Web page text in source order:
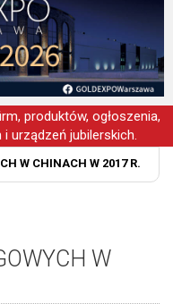
produktów, ogłoszenia,
urządzeń jubilerskich.
W CHINACH W 2017 R.
W